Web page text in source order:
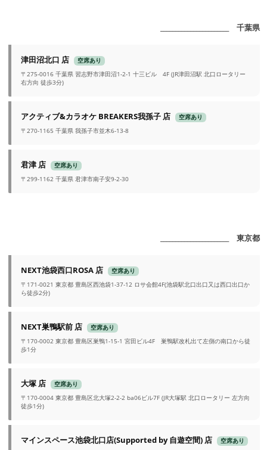
_______________________ 千葉県
津田沼北口 店
空席あり
〒275-0016 千葉県 習志野市津田沼1-2-1 十三ビル 4F (JR津田沼駅 北口ロータリー
右方向 徒歩3分)
アクティブ&カラオケ BREAKERS我孫子 店
空席あり
〒270-1165 千葉県 我孫子市並木6-13-8
君津 店
空席あり
〒299-1162 千葉県 君津市南子安9-2-30
_______________________ 東京都
NEXT池袋西口ROSA 店
空席あり
〒171-0021 東京都 豊島区西池袋1-37-12 ロサ会館4F(池袋駅北口出口又は西口出口か
ら徒歩2分)
NEXT巣鴨駅前 店
空席あり
〒170-0002 東京都 豊島区巣鴨1-15-1 宮田ビル4F 巣鴨駅改札出て左側の南口から徒
歩1分
大塚 店
空席あり
〒170-0004 東京都 豊島区北大塚2-2-2 ba06ビル7F (JR大塚駅 北口ロータリー 左方向
徒歩1分)
マインスペース池袋北口店(Supported by 自遊空間) 店
空席あり